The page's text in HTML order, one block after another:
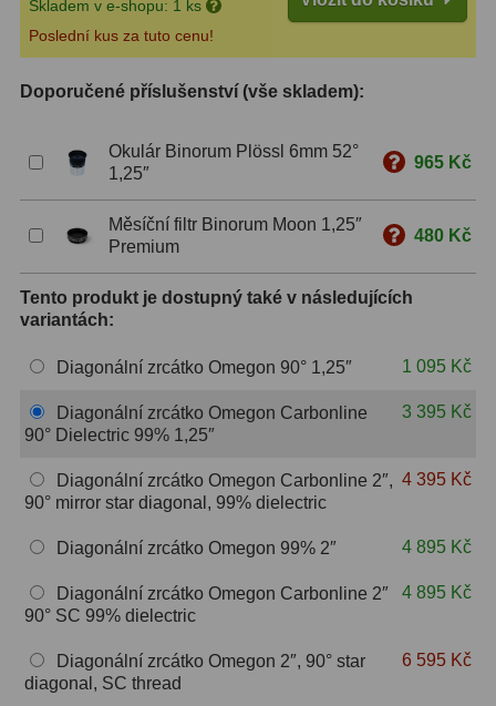
S mřížkou6
Speciální
Barlow
Filtry 180
Měsíční a Polarizační24
Sluneční42
CLS a UHC13
Mlhovinové14
Hβ4
SII 2
Planetární6
Proti světelnému znečištění
Barevné 66
Skladem v e-shopu: 1 ks
Poslední kus za tuto cenu!
Doporučené příslušenství (vše skladem):
Okulár Binorum Plössl 6mm 52°
1,25″
965 Kč
Měsíční filtr Binorum Moon 1,25″
Premium
480 Kč
Tento produkt je dostupný také v následujících
variantách:
Diagonální zrcátko Omegon 90° 1,25″ 1 095 Kč
Diagonální zrcátko Omegon Carbonline
90° Dielectric 99% 1,25″
3 395 Kč
Diagonální zrcátko Omegon Carbonline 2″,
90° mirror star diagonal, 99% dielectric
4 395 Kč
Diagonální zrcátko Omegon 99% 2″ 4 895 Kč
Diagonální zrcátko Omegon Carbonline 2″
90° SC 99% dielectric
4 895 Kč
Diagonální zrcátko Omegon 2″, 90° star
diagonal, SC thread
6 595 Kč